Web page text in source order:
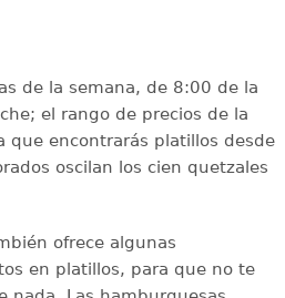
de la semana, de 8:00 de la
el rango de precios de la
que encontrarás platillos desde
oscilan los cien quetzales
ofrece algunas
en platillos, para que no te